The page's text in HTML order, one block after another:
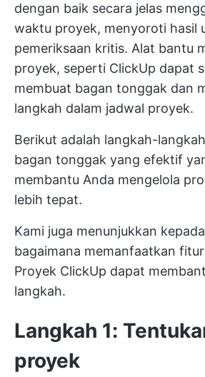
dengan baik secara jelas
waktu proyek, menyoroti hasil
pemeriksaan kritis. Alat bantu
proyek, seperti ClickUp dapat
membuat bagan tonggak dan
langkah dalam jadwal proyek.
Berikut adalah langkah-
bagan tonggak yang efektif
membantu Anda mengelola
lebih tepat.
Kami juga menunjukkan
bagaimana memanfaatkan fitur
Proyek ClickUp dapat
langkah.
Langkah 1:
proyek